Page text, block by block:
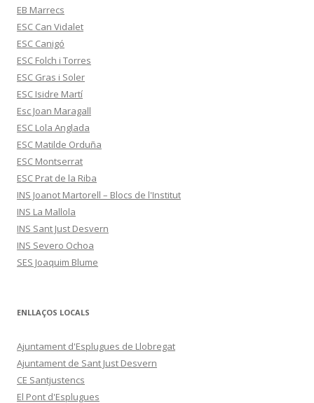
EB Marrecs
ESC Can Vidalet
ESC Canigó
ESC Folch i Torres
ESC Gras i Soler
ESC Isidre Martí
Esc Joan Maragall
ESC Lola Anglada
ESC Matilde Orduña
ESC Montserrat
ESC Prat de la Riba
INS Joanot Martorell – Blocs de l'Institut
INS La Mallola
INS Sant Just Desvern
INS Severo Ochoa
SES Joaquim Blume
ENLLAÇOS LOCALS
Ajuntament d'Esplugues de Llobregat
Ajuntament de Sant Just Desvern
CE Santjustencs
El Pont d'Esplugues